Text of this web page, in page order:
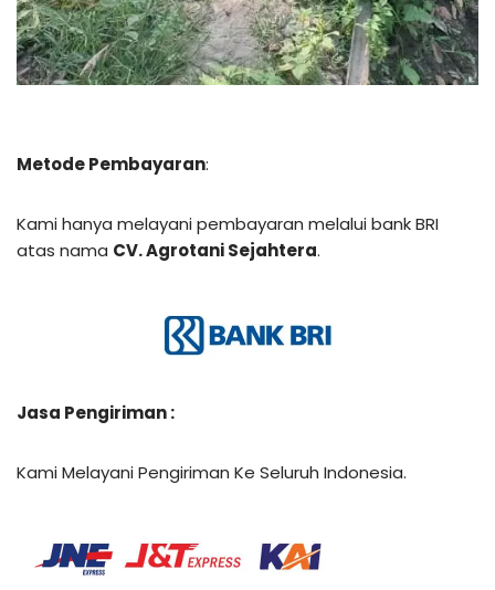
Metode Pembayaran:
Kami hanya melayani pembayaran melalui bank BRI
atas nama CV. Agrotani Sejahtera.
Jasa Pengiriman :
Kami Melayani Pengiriman Ke Seluruh Indonesia.